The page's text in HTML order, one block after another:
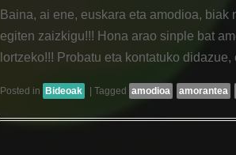
Baina, ai ene, euskara eta amodioa,
egiten zaizkigu!!! Hona arao sinple bat
lortzeko!!! Probatu eta kontatuko didazue,
Posted in Bideoak Tagged amodioa amorantea